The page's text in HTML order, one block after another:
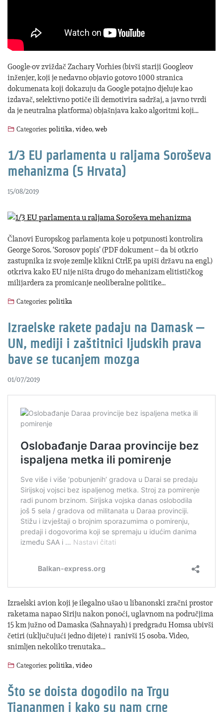
Google-ov zviždač Zachary Vorhies (bivši stariji Googleov
inženjer, koji je nedavno objavio gotovo 1000 stranica
dokumenata koji dokazuju da Google potajno djeluje kao
izdavač, selektivno potiče ili demotivira sadržaj, a javno tvrdi
da je neutralna platforma) objašnjava kako algoritmi koji…
Categories:politika,video,web
1/3 EU parlamenta u raljama Soroševa
mehanizma (5 Hrvata)
15/08/2019
Članovi Europskog parlamenta koje u potpunosti kontrolira
George Soros. ‘Sorosov popis’ (PDF dokument – da bi otkrio
zastupnika iz svoje zemlje klikni CtrlF, pa upiši državu na engl.)
otkriva kako EU nije ništa drugo do mehanizam elitističkog
milijardera za promicanje neoliberalne politike…
Categories:politika
Izraelske rakete padaju na Damask –
UN, mediji i zaštitnici ljudskih prava
bave se tucanjem mozga
01/07/2019
Izraelski avion koji je ilegalno ušao u libanonski zračni prostor
raketama napao Siriju nakon ponoći, uglavnom na područjima
15 km južno od Damaska (Sahnayah) i predgrađu Homsa ubivši
četiri (uključujući jedno dijete) i ranivši 15 osoba. Video,
snimljen nekoliko trenutaka…
Categories:politika,video
Što se doista dogodilo na Trgu
Tiananmen i kako su nam crne